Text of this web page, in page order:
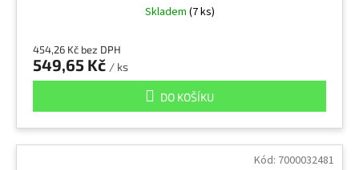
Skladem (7 ks)
454,26 Kč bez DPH
549,65 Kč / ks
DO KOŠÍKU
Kód: 7000032481